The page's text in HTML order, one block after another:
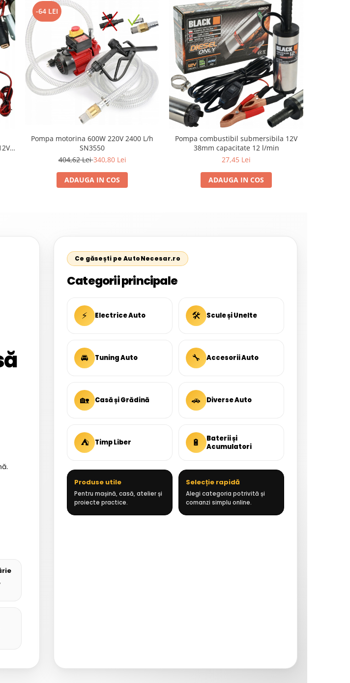
-64 LEI
Pompa motorina 600W 220V 2400 L/h
SN3550
404,62 Lei340,80 Lei
ADAUGA IN COS
Pompa combustibil submersibila 12V
38mm capacitate 12 l/min
27,45 Lei
ADAUGA IN COS
Ce găsești pe AutoNecesar.ro
Categorii principale
⚡ Electrice Auto 🛠 Scule și Unelte
🚘 Tuning Auto 🔧 Accesorii Auto
🏡 Casă și Grădină 🚗 Diverse Auto
⛺ Timp Liber 🔋
Baterii și
Acumulatori
Produse utile
Pentru mașină, casă, atelier și
proiecte practice.
Selecție rapidă
Alegi categoria potrivită și
comanzi simplu online.